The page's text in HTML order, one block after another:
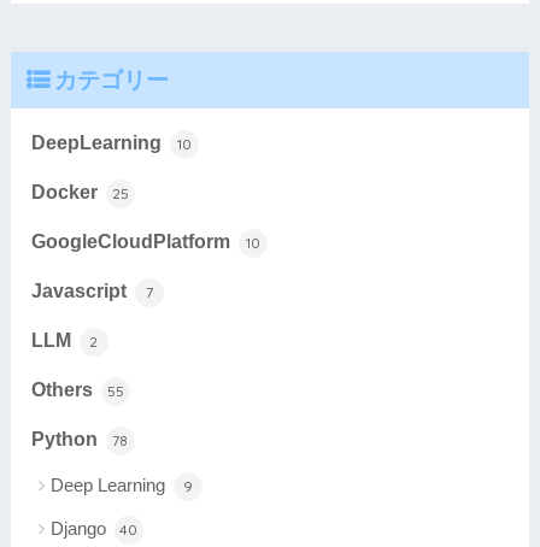
カテゴリー
DeepLearning 10
Docker 25
GoogleCloudPlatform 10
Javascript 7
LLM 2
Others 55
Python 78
Deep Learning 9
Django 40